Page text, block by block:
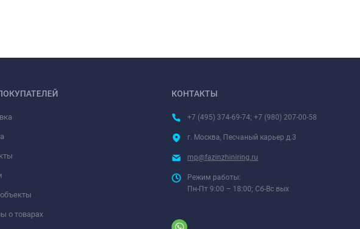
о товарах
КОНТАКТЫ
+7 (495) 374-69-74; +7 (980) 207-00-58
г. Москва, Песчаный карьер д.3
mp@fazinzhiniring.ru
Режим работы:
Пн-Пт 9:00 – 18:00; Сб-Вс вых